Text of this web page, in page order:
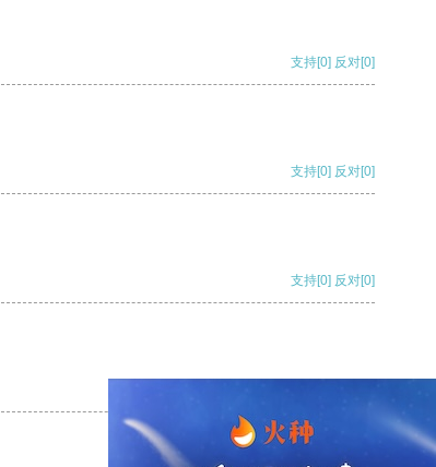
支持[0] 反对[0]
支持[0] 反对[0]
支持[0] 反对[0]